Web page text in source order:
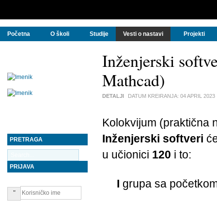
Početna O školi Studije Vesti o nastavi Projekti
Inženjerski
Mathcad)
DETALJI DATUM KREIRANJA: 04 APRIL 2023
Kolokvijum (praktična
Inženjerski softveri
u učionici 120 i to:
I grupa sa
PRETRAGA
PRIJAVA